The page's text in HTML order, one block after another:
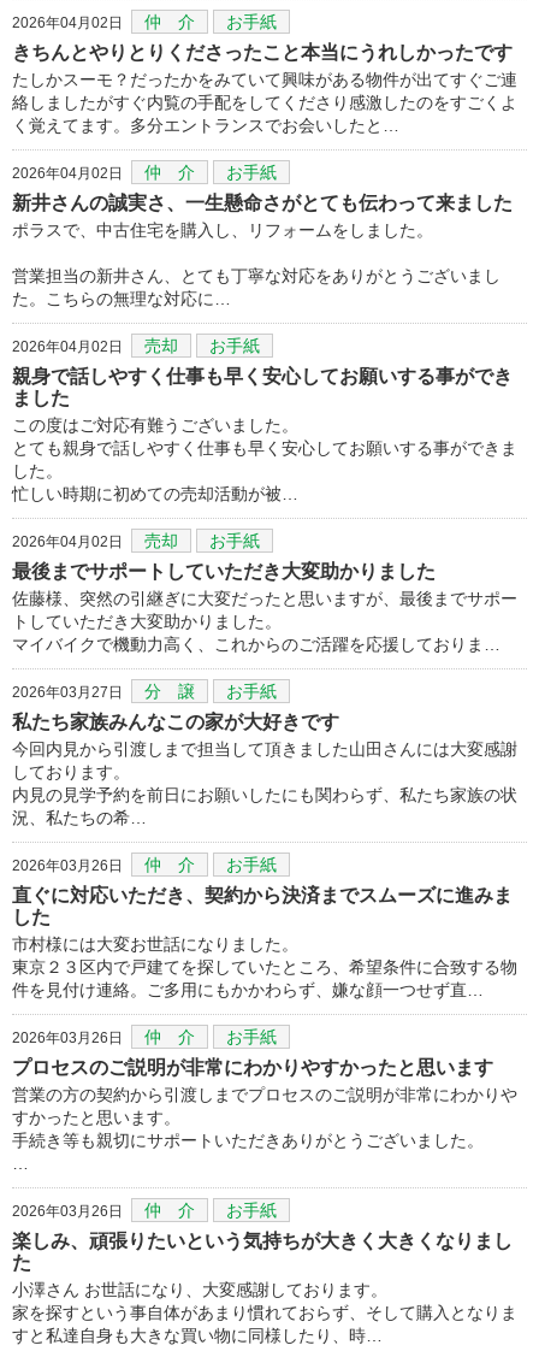
2026年04月02日 仲 介 お手紙
きちんとやりとりくださったこと本当にうれしかったです
たしかスーモ？だったかをみていて興味がある物件が出てすぐご連
絡しましたがすぐ内覧の手配をしてくださり感激したのをすごくよ
く覚えてます。多分エントランスでお会いしたと…
2026年04月02日 仲 介 お手紙
新井さんの誠実さ、一生懸命さがとても伝わって来ました
ポラスで、中古住宅を購入し、リフォームをしました。
営業担当の新井さん、とても丁寧な対応をありがとうございまし
た。こちらの無理な対応に…
2026年04月02日 売却 お手紙
親身で話しやすく仕事も早く安心してお願いする事ができ
ました
この度はご対応有難うございました。
とても親身で話しやすく仕事も早く安心してお願いする事ができま
した。
忙しい時期に初めての売却活動が被…
2026年04月02日 売却 お手紙
最後までサポートしていただき大変助かりました
佐藤様、突然の引継ぎに大変だったと思いますが、最後までサポー
トしていただき大変助かりました。
マイバイクで機動力高く、これからのご活躍を応援しておりま…
2026年03月27日 分 譲 お手紙
私たち家族みんなこの家が大好きです
今回内見から引渡しまで担当して頂きました山田さんには大変感謝
しております。
内見の見学予約を前日にお願いしたにも関わらず、私たち家族の状
況、私たちの希…
2026年03月26日 仲 介 お手紙
直ぐに対応いただき、契約から決済までスムーズに進みま
した
市村様には大変お世話になりました。
東京２３区内で戸建てを探していたところ、希望条件に合致する物
件を見付け連絡。ご多用にもかかわらず、嫌な顔一つせず直…
2026年03月26日 仲 介 お手紙
プロセスのご説明が非常にわかりやすかったと思います
営業の方の契約から引渡しまでプロセスのご説明が非常にわかりや
すかったと思います。
手続き等も親切にサポートいただきありがとうございました。
2026年03月26日 仲 介 お手紙
楽しみ、頑張りたいという気持ちが大きく大きくなりまし
た
小澤さん お世話になり、大変感謝しております。
家を探すという事自体があまり慣れておらず、そして購入となりま
すと私達自身も大きな買い物に同様したり、時…